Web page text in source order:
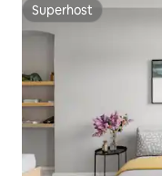
Superhost
Superhost